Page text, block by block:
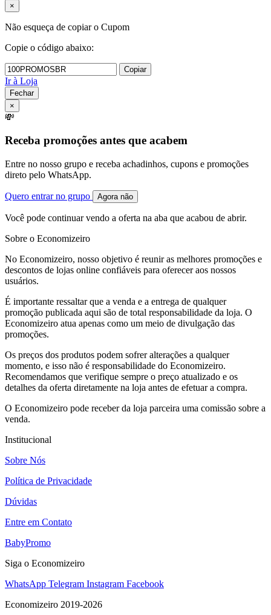
×
Não esqueça de copiar o Cupom
Copie o código abaixo:
Copiar
Ir à Loja
Fechar
×
💸
Receba promoções antes que acabem
Entre no nosso grupo e receba achadinhos, cupons e promoções
direto pelo WhatsApp.
Quero entrar no grupo Agora não
Você pode continuar vendo a oferta na aba que acabou de abrir.
Sobre o Economizeiro
No Economizeiro, nosso objetivo é reunir as melhores promoções e
descontos de lojas online confiáveis para oferecer aos nossos
usuários.
É importante ressaltar que a venda e a entrega de qualquer
promoção publicada aqui são de total responsabilidade da loja. O
Economizeiro atua apenas como um meio de divulgação das
promoções.
Os preços dos produtos podem sofrer alterações a qualquer
momento, e isso não é responsabilidade do Economizeiro.
Recomendamos que verifique sempre o preço atualizado e os
detalhes da oferta diretamente na loja antes de efetuar a compra.
O Economizeiro pode receber da loja parceira uma comissão sobre a
venda.
Institucional
Sobre Nós
Política de Privacidade
Dúvidas
Entre em Contato
BabyPromo
Siga o Economizeiro
WhatsApp Telegram Instagram Facebook
Economizeiro 2019-2026